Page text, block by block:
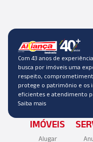
Com 43 anos de
busca por imóveis uma
respeito,
protege o patrimônio e os
eficientes e atendimento
Saiba mais
IMÓVEIS
Alugar